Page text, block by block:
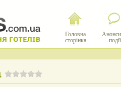
Головна
сторінка
події